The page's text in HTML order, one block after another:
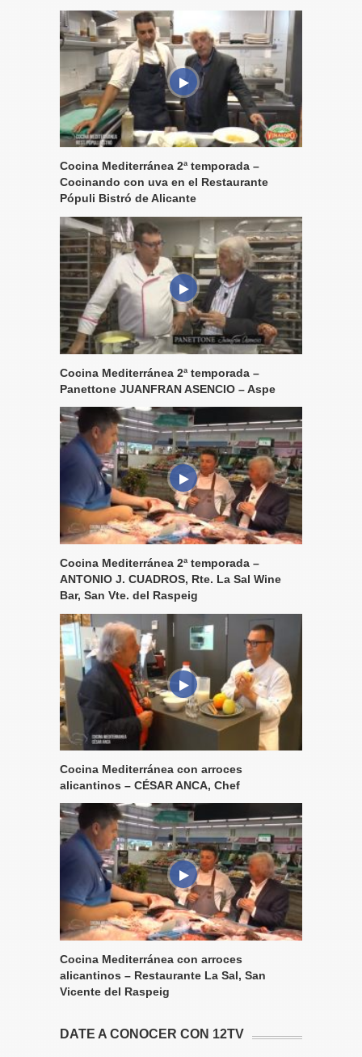
Cocina Mediterránea 2ª temporada –
Cocinando con uva en el Restaurante
Pópuli Bistró de Alicante
Cocina Mediterránea 2ª temporada –
Panettone JUANFRAN ASENCIO – Aspe
Cocina Mediterránea 2ª temporada –
ANTONIO J. CUADROS, Rte. La Sal Wine
Bar, San Vte. del Raspeig
Cocina Mediterránea con arroces
alicantinos – CÉSAR ANCA, Chef
Cocina Mediterránea con arroces
alicantinos – Restaurante La Sal, San
Vicente del Raspeig
DATE A CONOCER CON 12TV